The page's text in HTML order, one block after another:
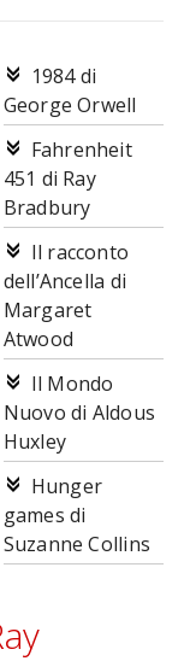
1984 di
George Orwell
Fahrenheit
451 di Ray
Bradbury
Il racconto
dell’Ancella di
Margaret
Atwood
Il Mondo
Nuovo di Aldous
Huxley
Hunger
games di
Suzanne Collins